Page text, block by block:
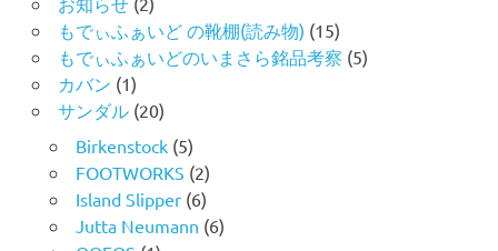
もでぃふぁいど の靴棚(読み物) (15)
もでぃふぁいどのいまさら銘品考察 (5)
カバン (1)
サンダル(20)
Birkenstock(5)
FOOTWORKS (2)
Island Slipper(6)
Jutta Neumann (6)